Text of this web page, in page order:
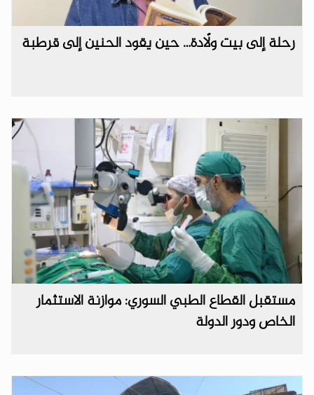
رحلة إلى بيت ولّادة… حين يقود الحنين إلى قرطبة
مستقبل القطاع الطبي السوري: موازنة الاستثمار
الخاص ودور الدولة